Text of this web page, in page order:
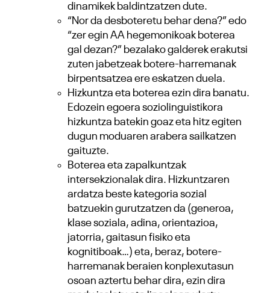
dinamikek baldintzatzen dute.
“Nor da desboteretu behar dena?” edo
“zer egin AA hegemonikoak boterea
gal dezan?” bezalako galderek erakutsi
zuten jabetzeak botere-harremanak
birpentsatzea ere eskatzen duela.
Hizkuntza eta boterea ezin dira banatu.
Edozein egoera soziolinguistikora
hizkuntza batekin goaz eta hitz egiten
dugun moduaren arabera sailkatzen
gaituzte.
Boterea eta zapalkuntzak
intersekzionalak dira. Hizkuntzaren
ardatza beste kategoria sozial
batzuekin gurutzatzen da (generoa,
klase soziala, adina, orientazioa,
jatorria, gaitasun fisiko eta
kognitiboak…) eta, beraz, botere-
harremanak beraien konplexutasun
osoan aztertu behar dira, ezin dira